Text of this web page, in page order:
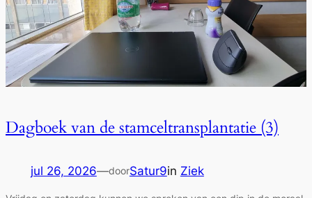
Dagboek van de stamceltransplantatie (3)
jul 26, 2026—doorSatur9in Ziek